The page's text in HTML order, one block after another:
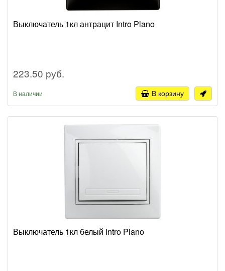
Выключатель 1кл антрацит Intro Plano
223.50 руб.
В наличии В корзину
Выключатель 1кл белый Intro Plano